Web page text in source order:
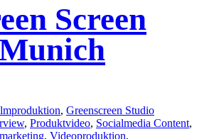
Screen
, Greenscreen Studio
, Produktvideo, Socialmedia Content,
, Videoproduktion,